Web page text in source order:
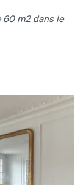
60 m2 dans le